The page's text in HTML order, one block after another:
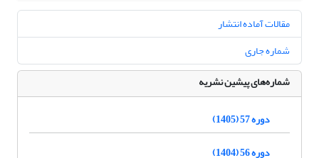
مقالات آماده انتشار
شماره جاری
شماره‌های پیشین نشریه
دوره 57 (1405)
دوره 56 (1404)